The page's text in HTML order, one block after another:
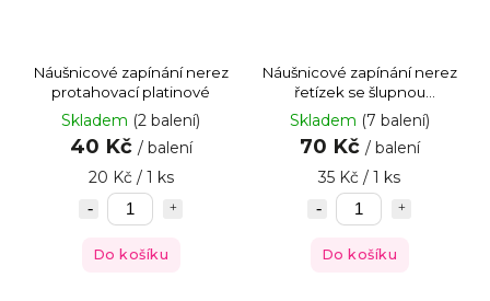
Náušnicové zapínání nerez
protahovací platinové
Skladem (2 balení)
40 Kč / balení
20 Kč / 1 ks
Do košíku
Náušnicové zapínání nerez
řetízek se šlupnou
platinové
Skladem (7 balení)
70 Kč / balení
35 Kč / 1 ks
Do košíku